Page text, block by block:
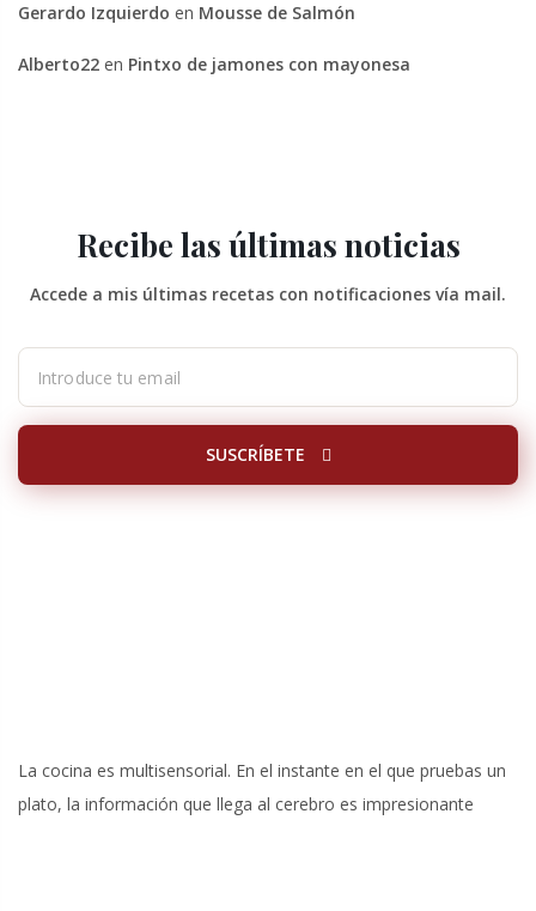
Gerardo Izquierdo en Mousse de Salmón
Alberto22 en Pintxo de jamones con mayonesa
Recibe las últimas noticias
Accede a mis últimas recetas con notificaciones vía mail.
SUSCRÍBETE
La cocina es multisensorial. En el instante en el que pruebas un
plato, la información que llega al cerebro es impresionante